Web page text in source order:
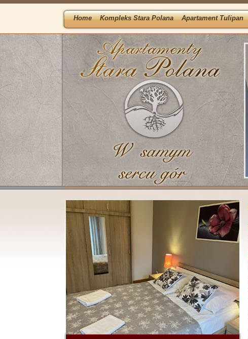
Home Kompleks Stara Polana Apartament Tulipan